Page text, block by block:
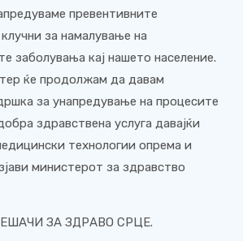
превентивните
за намалување на
заболувања кај нашето население.
ќе продолжам да давам
за унапредување на процесите
здравствена услуга давајќи
технологии опрема и
министерот за здравство
ЗА ЗДРАВО СРЦЕ.